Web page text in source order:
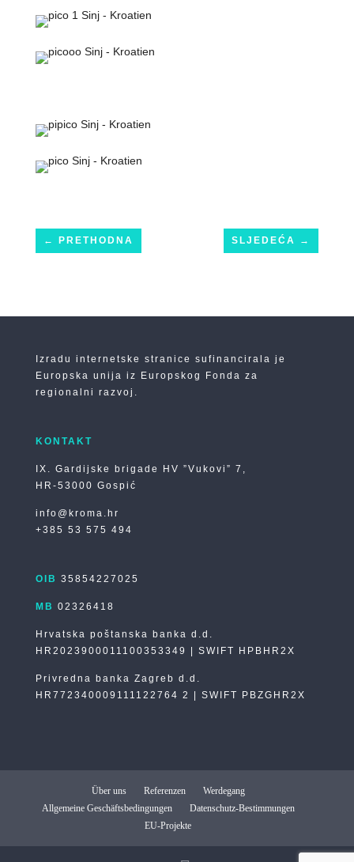
← PRETHODNA SLJEDEĆA →
Izradu internetske stranice sufinancirala je
Europska unija iz Europskog Fonda za
regionalni razvoj.
KONTAKT
IX. Gardijske brigade HV ”Vukovi” 7,
HR-53000 Gospić
info@kroma.hr
+385 53 575 494
OIB 35854227025
MB 02326418
Hrvatska poštanska banka d.d.
HR2023900011100353349 | SWIFT HPBHR2X
Privredna banka Zagreb d.d.
HR772340009111122764 2 | SWIFT PBZGHR2X
Über uns Referenzen
Werdegang
Allgemeine Geschäftsbedingungen
Datenschutz-Bestimmungen
EU-Projekte